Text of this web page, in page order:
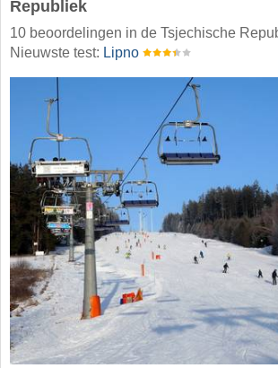
Republiek
10 beoordelingen in de Tsjechische
Nieuwste test: Lipno